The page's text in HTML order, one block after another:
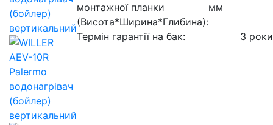
монтажної планки
(Висота*Ширина*Глибина):
мм
Термін гарантії на бак: 3 роки